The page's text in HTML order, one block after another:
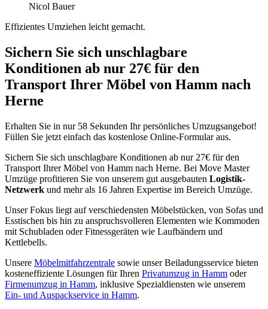
Nicol Bauer
Effizientes Umziehen leicht gemacht.
Sichern Sie sich unschlagbare
Konditionen ab nur 27€ für den
Transport Ihrer Möbel von Hamm nach
Herne
Erhalten Sie in nur 58 Sekunden Ihr persönliches Umzugsangebot!
Füllen Sie jetzt einfach das kostenlose Online-Formular aus.
Sichern Sie sich unschlagbare Konditionen ab nur 27€ für den
Transport Ihrer Möbel von Hamm nach Herne. Bei Move Master
Umzüge profitieren Sie von unserem gut ausgebauten Logistik-
Netzwerk und mehr als 16 Jahren Expertise im Bereich Umzüge.
Unser Fokus liegt auf verschiedensten Möbelstücken, von Sofas und
Esstischen bis hin zu anspruchsvolleren Elementen wie Kommoden
mit Schubladen oder Fitnessgeräten wie Laufbändern und
Kettlebells.
Unsere Möbelmitfahrzentrale sowie unser Beiladungsservice bieten
kosteneffiziente Lösungen für Ihren Privatumzug in Hamm oder
Firmenumzug in Hamm, inklusive Spezialdiensten wie unserem
Ein- und Auspackservice in Hamm.